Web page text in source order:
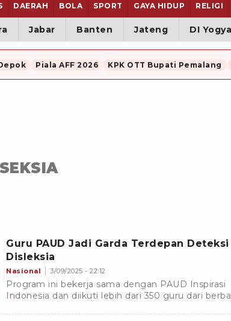
DAERAH BOLA SPORT GAYA HIDUP RELIGI
Jabar Banten Jateng DI Yogya
Piala AFF 2026 KPK OTT Bupati Pemalang
Guru PAUD Jadi Garda Terdepan
Disleksia
Nasional 3/09/2025 - 22:12
Program ini bekerja sama dengan PAUD Inspirasi
Indonesia dan diikuti lebih dari 350 guru dari